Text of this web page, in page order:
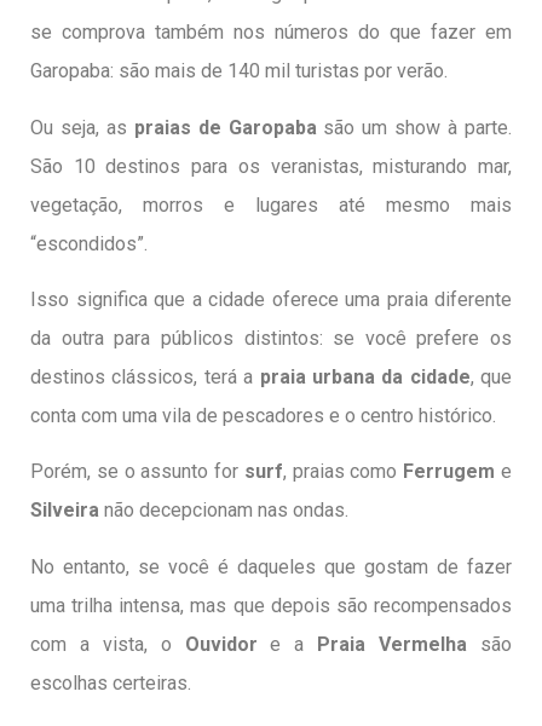
se comprova também nos números do que fazer em
Garopaba: são mais de 140 mil turistas por verão.
Ou seja, as praias de Garopaba são um show à parte.
São 10 destinos para os veranistas, misturando mar,
vegetação, morros e lugares até mesmo mais
“escondidos”.
Isso significa que a cidade oferece uma praia diferente
da outra para públicos distintos: se você prefere os
destinos clássicos, terá a praia urbana da cidade, que
conta com uma vila de pescadores e o centro histórico.
Porém, se o assunto for surf, praias como Ferrugeme
Silveira não decepcionam nas ondas.
No entanto, se você é daqueles que gostam de fazer
uma trilha intensa, mas que depois são recompensados
com a vista, o Ouvidore a Praia Vermelha são
escolhas certeiras.